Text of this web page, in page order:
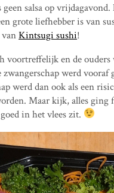
salsa op
grote liefhebber is van
vanKintsugi sushi!
voortreffelijk en de
werd vooraf
werd dan ook als een
Maar kijk, alles ging
in het vlees zit.